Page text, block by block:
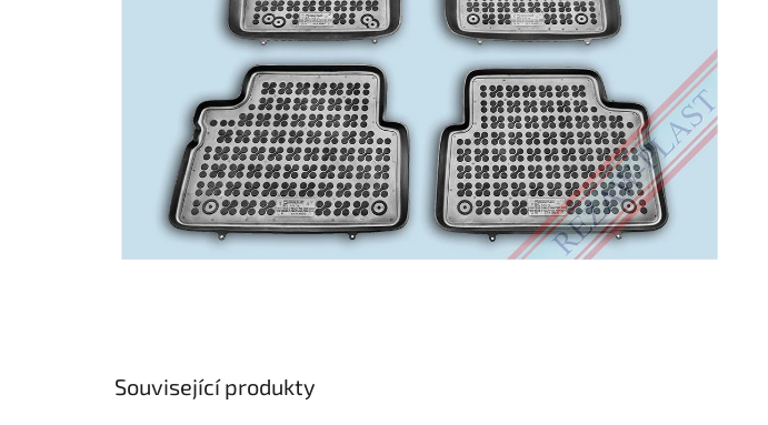
Související produkty